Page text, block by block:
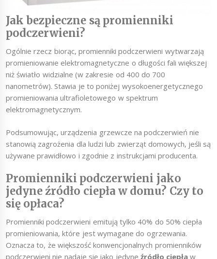
Jak bezpieczne są promienniki
podczerwieni?
Ogólnie rzecz biorąc, promienniki podczerwieni wytwarzają
promieniowanie elektromagnetyczne o długości fali większej
niż światło widzialne (w zakresie od 400 do 700
nanometrów). Stawia je to poniżej wysokoenergetycznego
promieniowania ultrafioletowego w spektrum
elektromagnetycznym.
Podsumowując, urządzenia grzewcze na podczerwień nie
stanowią zagrożenia dla ludzi lub zwierząt domowych, jeśli są
używane prawidłowo i zgodnie z instrukcjami producenta.
Promienniki podczerwieni jako
jedyne źródło ciepła w domu? Czy to
się opłaca?
Promienniki podczerwieni emitują tylko 40% do 50% ciepła
promieniowania, które jest wymagane do ogrzewania.
Oznacza to, że większość konwencjonalnych promienników
podczerwieni nie nadaje się jako jedyne źródło ciepła w